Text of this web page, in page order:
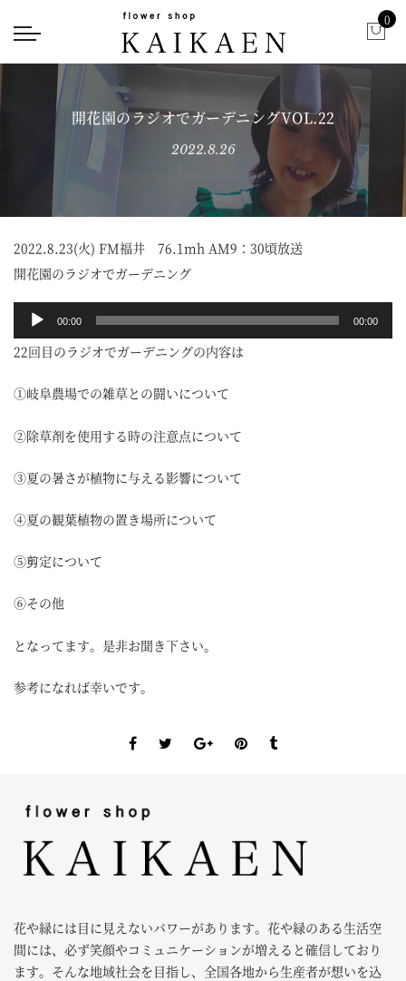
0
開花園のラジオでガーデニングVOL.22
2022.8.26
2022.8.23(火) FM福井 76.1mh AM9：30頃放送
開花園のラジオでガーデニング
声
レ
ヤ
00:00 00:00
22回目のラジオでガーデニングの内容は
①岐阜農場での雑草との闘いについて
②除草剤を使用する時の注意点について
③夏の暑さが植物に与える影響について
④夏の観葉植物の置き場所について
⑤剪定について
⑥その他
となってます。是非お聞き下さい。
参考になれば幸いです。
花や緑には目に見えないパワーがあります。花や緑のある生活空
間には、必ず笑顔やコミュニケーションが増えると確信しており
ます。そんな地域社会を目指し、全国各地から生産者が想いを込